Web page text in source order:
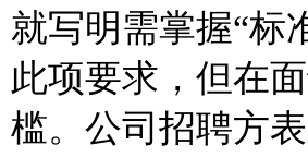
就写明需掌握“标
此项要求，但在
槛。公司招聘方